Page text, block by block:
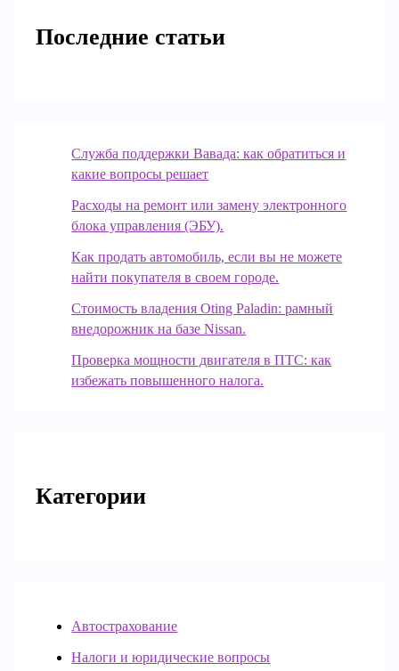
Последние статьи
Служба поддержки Вавада: как обратиться и
какие вопросы решает
Расходы на ремонт или замену электронного
блока управления (ЭБУ).
Как продать автомобиль, если вы не можете
найти покупателя в своем городе.
Стоимость владения Oting Paladin: рамный
внедорожник на базе Nissan.
Проверка мощности двигателя в ПТС: как
избежать повышенного налога.
Категории
Автострахование
Налоги и юридические вопросы